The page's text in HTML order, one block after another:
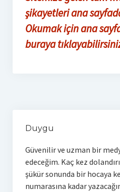
şikayetleri ana
Okumak için ana
buraya
Duygu
Güvenilir ve uzman bir
edeceğim. Kaç kez
şükür sonunda bir hocaya
numarasına kadar